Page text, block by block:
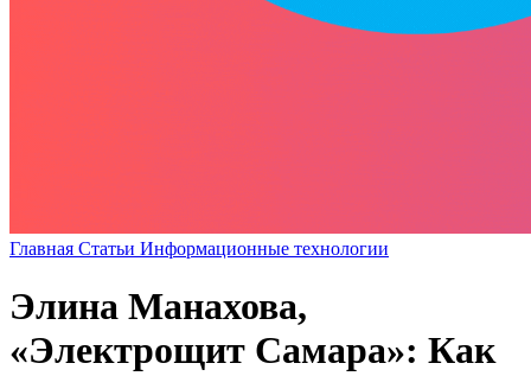
Главная Статьи Информационные технологии
Элина Манахова,
«Электрощит Самара»: Как